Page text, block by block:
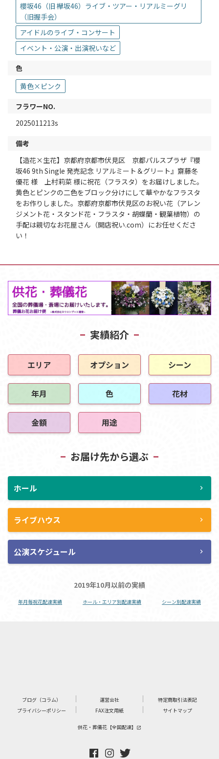
櫻坂46（旧 欅坂46）ライブ・ツアー・リアルミーグリ
（旧握手会）
アイドルのライブ・コンサート
イベント・公演・出演祝いなど
色
黄色×ピンク
フラワーNO.
2025011213s
備考
【造花×生花】京都府京都市伏見区 京都パルスプラザ『櫻
坂46 9th Single 発売記念 リアルミート＆グリート』齋藤冬
優花 様 上村莉菜 様に祝花（フラスタ）をお届けしました。
黄色とピンクの二色をブロック分けにして華やかなフラスタ
をお作りしました。京都府京都市伏見区のお祝い花（アレン
ジメント花・スタンド花・フラスタ・胡蝶蘭・観葉植物）の
手配は親切なお花屋さん（開店祝い.com）にお任せくださ
い！
実績紹介
エリア オプション シーン
年月 色 花材
金額 用途
お届け先から選ぶ
ホール chevron_right
ライブハウス chevron_right
公演スケジュール chevron_right
2019年10月以前の実績
年月毎祝花配達実績 ホール・エリア別配達実績 シーン別配達実績
ブログ（コラム） 運営会社
特定商取引法表記
プライバシーポリシー
FAX注文用紙 サイトマップ
供花・葬儀花【全国配達】 launch